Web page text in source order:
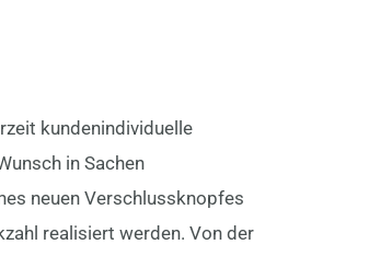
kundenindividuelle
in Sachen
neuen Verschlussknopfes
realisiert werden. Von der